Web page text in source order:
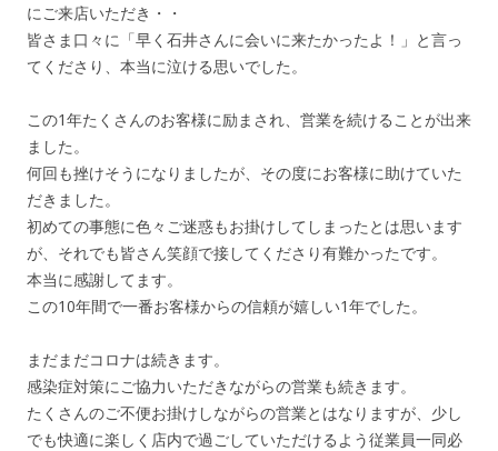
にご来店いただき・・
皆さま口々に「早く石井さんに会いに来たかったよ！」と言っ
てくださり、本当に泣ける思いでした。
この1年たくさんのお客様に励まされ、営業を続けることが出来
ました。
何回も挫けそうになりましたが、その度にお客様に助けていた
だきました。
初めての事態に色々ご迷惑もお掛けしてしまったとは思います
が、それでも皆さん笑顔で接してくださり有難かったです。
本当に感謝してます。
この10年間で一番お客様からの信頼が嬉しい1年でした。
まだまだコロナは続きます。
感染症対策にご協力いただきながらの営業も続きます。
たくさんのご不便お掛けしながらの営業とはなりますが、少し
でも快適に楽しく店内で過ごしていただけるよう従業員一同必